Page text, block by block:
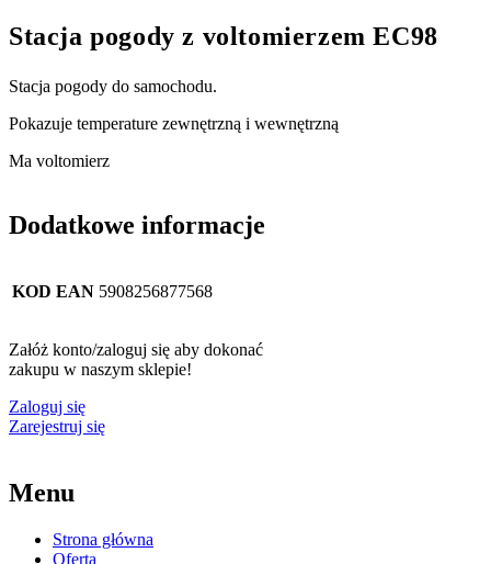
Stacja pogody z voltomierzem EC98
Stacja pogody do samochodu.
Pokazuje temperature zewnętrzną i wewnętrzną
Ma voltomierz
Dodatkowe informacje
KOD EAN 5908256877568
Załóż konto/zaloguj się aby dokonać
zakupu w naszym sklepie!
Zaloguj się
Zarejestruj się
Menu
Strona główna
Oferta